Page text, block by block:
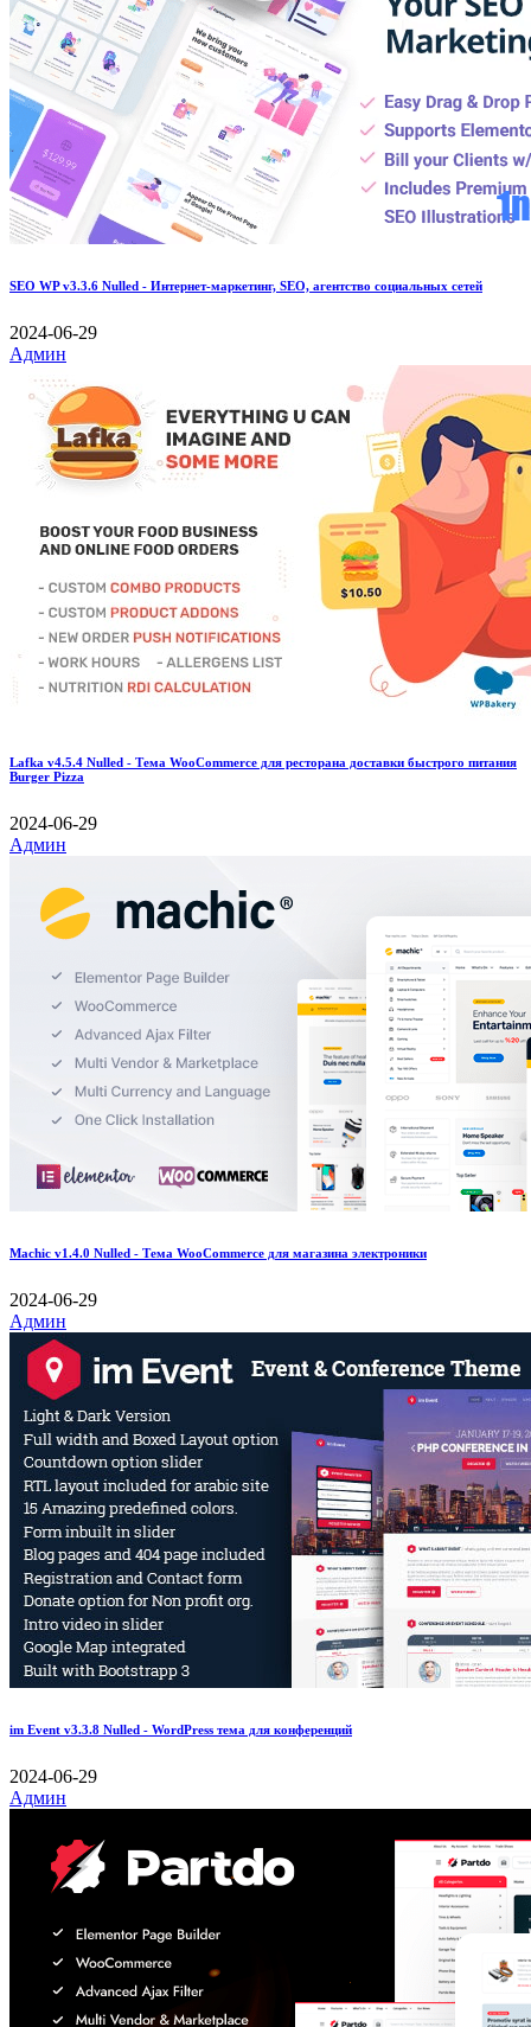
SEO WP v3.3.6 Nulled - Интернет-маркетинг, SEO, агентство социальных сетей
2024-06-29
Админ
Lafka v4.5.4 Nulled - Тема WooCommerce для ресторана доставки быстрого питания
Burger Pizza
2024-06-29
Админ
Machic v1.4.0 Nulled - Тема WooCommerce для магазина электроники
2024-06-29
Админ
im Event v3.3.8 Nulled - WordPress тема для конференций
2024-06-29
Админ